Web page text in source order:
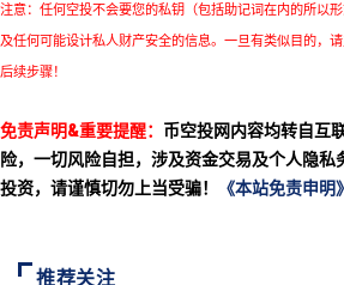
注意：任何空投不会要您的私钥（包括助记词在内的所以
及任何可能设计私人财产安全的信息。一旦有类似目的，
后续步骤！
免责声明&重要提醒： 币空投网内容均转自互
险，一切风险自担，涉及资金交易及个人隐
投资，请谨慎切勿上当受骗！
《本站免责申明》
推荐关注